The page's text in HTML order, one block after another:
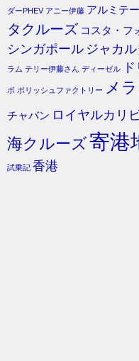
ダーPHEV アニー伊藤 アルミテ
タクルーズ コスタ・フ
シンガポール ジャカル
ラム テリー伊藤さん ディーゼル
ボ ポリッシュファクトリー メ
チャバン ロイヤルカリ
海クルーズ寄港
試乗記 香港